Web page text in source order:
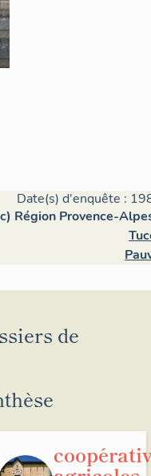
Date(s) d'enquête :
Région Provence-
de